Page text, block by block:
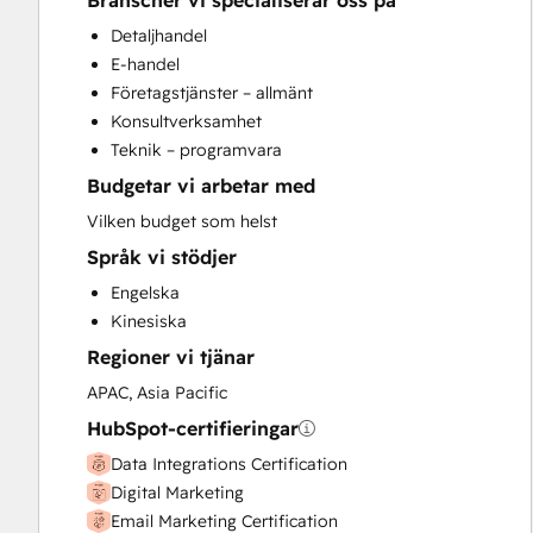
CRM Migration
Custom API Integrations
Customer Marketing
Customer Success Training
Customer Support Training
Customer Survey and Analysis
Email Marketing
Full Inbound Marketing Services
Help Desk Implementation
HubSpot Onboarding
Knowledge Base Development
Programmable Automation
Search Engine Optimization
Video Production
Website Development
Website Migration
Detaljhandel
E-handel
Företagstjänster – allmänt
Konsultverksamhet
Teknik – programvara
Budgetar vi arbetar med
Vilken budget som helst
Språk vi stödjer
Engelska
Kinesiska
Regioner vi tjänar
APAC, Asia Pacific
HubSpot-certifieringar
Data Integrations Certification
Digital Marketing
Email Marketing Certification